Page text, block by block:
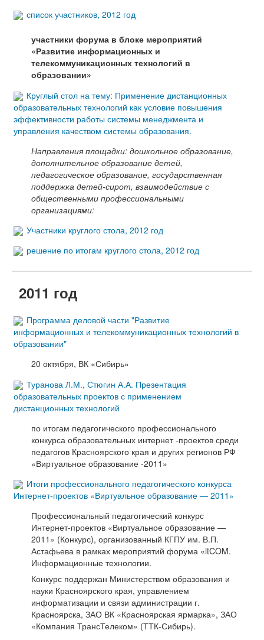
список участников, 2012 год
участники форума в блоке мероприятий
«Развитие информационных и
телекоммуникационных технологий в
образовании»
Круглый стол на тему: Применение дистанционных
образовательных технологий как условие повышения
эффективности работы системы менеджмента и
управления качеством системы образования.
Направления площадки: дошкольное образование,
дополнительное образование детей,
педагогическое образование, государственная
поддержка детей-сирот, взаимодействие с
общественными профессиональными
организациями:
Участники круглого стола, 2012 год
решение по итогам круглого стола, 2012 год
2011 год
Программа деловой части "Развитие
информационных и телекоммуникационных технологий в
образовании"
20 октября, ВК «Сибирь»
Туранова Л.М., Стюгин А.А. Презентация
образовательных проектов с применением
дистанционных технологий
по итогам педагогического профессионального
конкурса образовательных интернет -проектов среди
педагогов Красноярского края и других регионов РФ
«Виртуальное образование -2011»
Итоги профессионального педагогического конкурса
Интернет-проектов «Виртуальное образование — 2011»
Профессиональный педагогический конкурс
Интернет-проектов «Виртуальное образование —
2011» (Конкурс), организованный КГПУ им. В.П.
Астафьева в рамках мероприятий форума «itCOM.
Информационные технологии.
Конкурс поддержан Министерством образования и
науки Красноярского края, управлением
информатизации и связи администрации г.
Красноярска, ЗАО ВК «Красноярская ярмарка», ЗАО
«Компания ТрансТелеком» (ТТК-Сибирь).